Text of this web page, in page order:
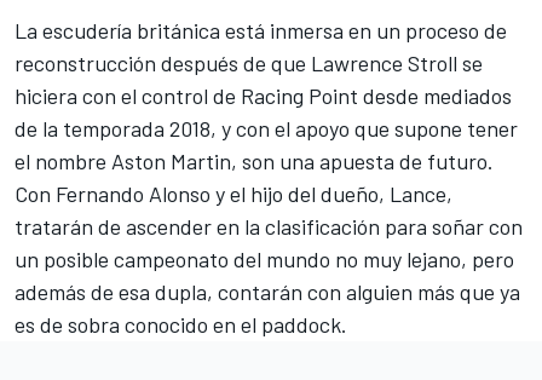
La escudería británica está inmersa en un proceso de
reconstrucción después de que Lawrence Stroll se
hiciera con el control de Racing Point desde mediados
de la temporada 2018, y con el apoyo que supone tener
el nombre Aston Martin, son una apuesta de futuro.
Con Fernando Alonso y el hijo del dueño, Lance,
tratarán de ascender en la clasificación para soñar con
un posible campeonato del mundo no muy lejano, pero
además de esa dupla, contarán con alguien más que ya
es de sobra conocido en el paddock.